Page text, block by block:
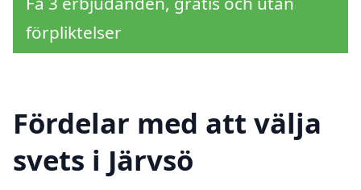
förpliktelser
Fördelar med att välja
svets i Järvsö